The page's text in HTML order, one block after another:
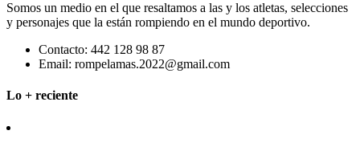
Somos un medio en el que resaltamos a las y los atletas, selecciones
y personajes que la están rompiendo en el mundo deportivo.
Contacto: 442 128 98 87
Email: rompelamas.2022@gmail.com
Lo + reciente